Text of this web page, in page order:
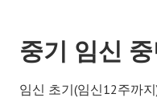
중기 임신
임신 초기(임신12주까